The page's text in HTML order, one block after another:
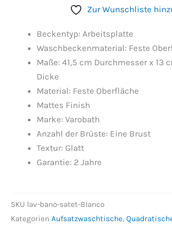
Zur Wunschliste
Beckentyp: Arbeitsplatte
Waschbeckenmaterial: Feste
Maße: 41,5 cm Durchmesser x 13
Dicke
Material: Feste Oberfläche
Mattes Finish
Marke: Varobath
Anzahl der Brüste: Eine Brust
Textur: Glatt
Garantie: 2 Jahre
SKU lav-bano-satet-Blanco
Kategorien Aufsatzwaschtische,